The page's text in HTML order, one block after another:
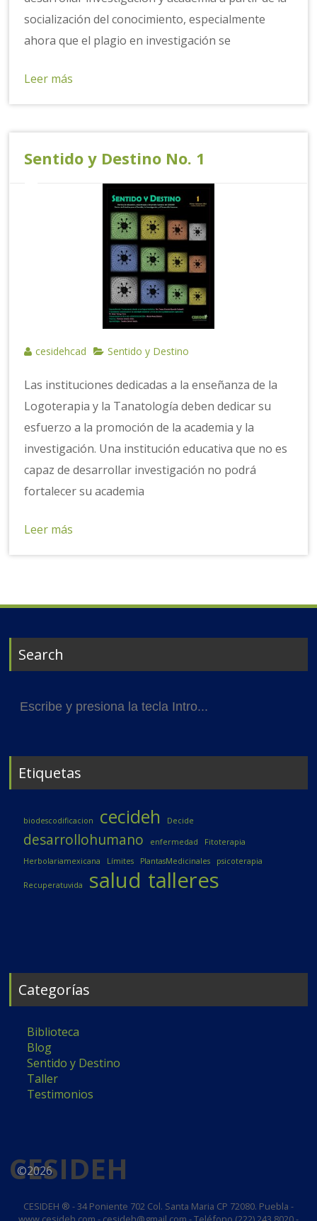
socialización del conocimiento, especialmente
ahora que el plagio en investigación se
Leer más
Sentido y Destino No. 1
cesidehcad Sentido y Destino
Las instituciones dedicadas a la enseñanza de la
Logoterapia y la Tanatología deben dedicar su
esfuerzo a la promoción de la academia y la
investigación. Una institución educativa que no es
capaz de desarrollar investigación no podrá
fortalecer su academia
Leer más
Search
Etiquetas
biodescodificacion cecideh Decide
desarrollohumano enfermedad
Fitoterapia
Herbolariamexicana
Límites PlantasMedicinales psicoterapia
Recuperatuvida salud talleres
Categorías
Biblioteca
Blog
Sentido y Destino
Taller
Testimonios
CESIDEH
©2026
CESIDEH ® - 34 Poniente 702 Col. Santa Maria CP 72080. Puebla -